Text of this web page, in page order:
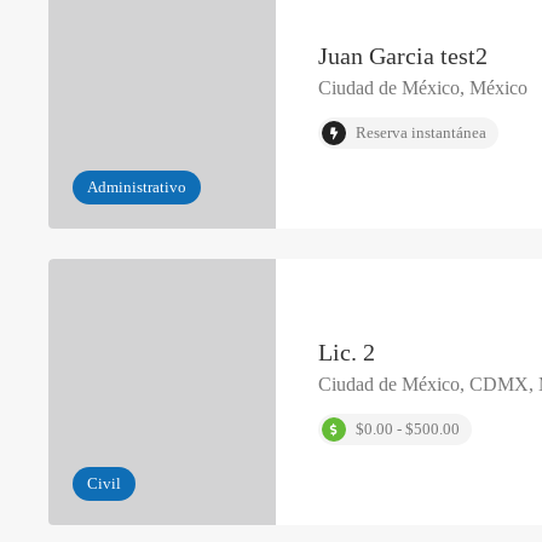
Administrativo
Juan Garcia test2
Ciudad de México, México
Reserva instantánea
Civil
Lic. 2
Ciudad de México, CDMX,
$0.00 - $500.00